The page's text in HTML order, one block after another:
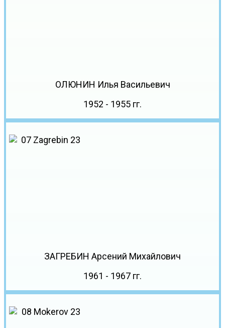
ОЛЮНИН Илья Васильевич
1952 - 1955 гг.
ЗАГРЕБИН Арсений Михайлович
1961 - 1967 гг.